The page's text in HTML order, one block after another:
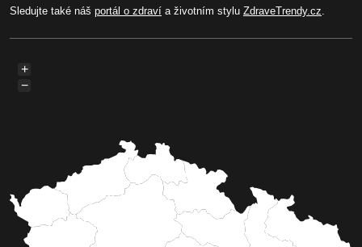
Sledujte také náš portál o zdraví a životním stylu ZdraveTrendy.cz.
+
−